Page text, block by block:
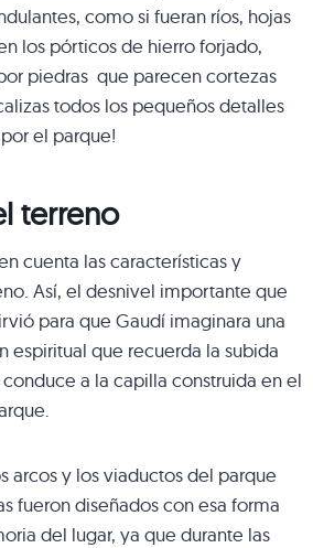
como si fueran ríos, hojas
los pórticos de hierro forjado,
piedras que parecen cortezas
todos los pequeños detalles
el parque!
terreno
cuenta las características y
Así, el desnivel importante que
para que Gaudí imaginara una
espiritual que recuerda la subida
a la capilla construida en el
arcos y los viaductos del parque
fueron diseñados con esa forma
del lugar, ya que durante las